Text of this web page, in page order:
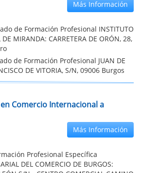
Más Información
de Formación Profesional INSTITUTO
MIRANDA: CARRETERA DE ORÓN, 28,
de Formación Profesional JUAN DE
DE VITORIA, S/N, 09006 Burgos
Comercio Internacional a
Más Información
Profesional Específica
DEL COMERCIO DE BURGOS: